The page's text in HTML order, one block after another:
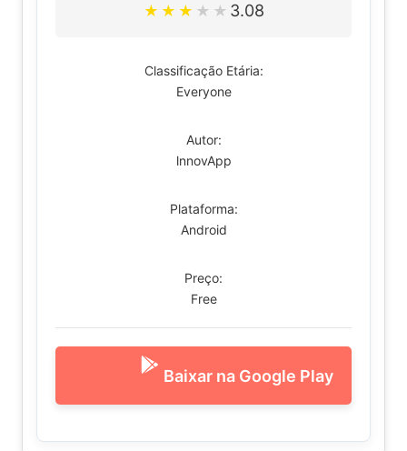
★ ★ ★ ★ ★ 3.08
Classificação Etária:
Everyone
Autor:
lnnovApp
Plataforma:
Android
Preço:
Free
Baixar na Google Play